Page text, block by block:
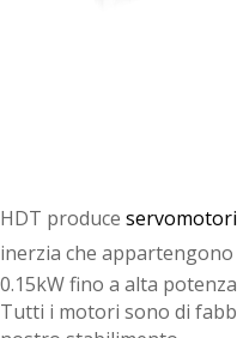
HDT produce
inerzia che appartengono
0.15kW fino a alta
Tutti i motori sono di